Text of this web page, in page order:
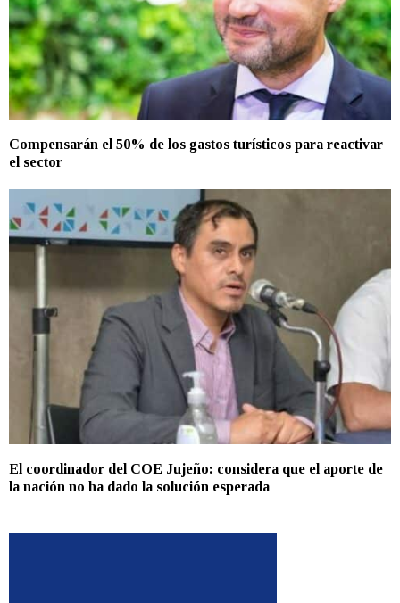
Compensarán el 50% de los gastos turísticos para reactivar
el sector
El coordinador del COE Jujeño: considera que el aporte de
la nación no ha dado la solución esperada